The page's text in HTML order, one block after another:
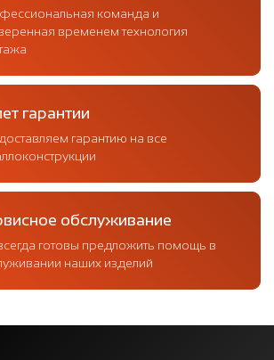
команда и
временем технология
гарантии
гарантию на все
обслуживание
готовы предложить помощь в
наших изделий